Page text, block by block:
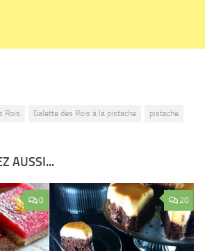
Rois Galette des Rois à la pistache pistache
AUSSI...
0 20